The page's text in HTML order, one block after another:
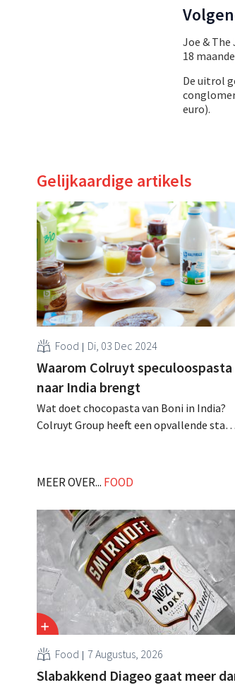
Joe &
18
De uitrol
euro).
Gelijkaardige artikels
Food Di, 03 Dec 2024
Waarom Colruyt speculoospasta
naar India brengt
Wat doet chocopasta van Boni in India?
Colruyt Group heeft een opvallende stap
lanceren op Indiase e-
de lokale versie van Amazon. .
MEER OVER... FOOD
Food 7 Augustus, 2026
Slabakkend Diageo gaat meer